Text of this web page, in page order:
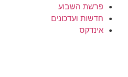
פרשת השבוע
חדשות ועדכונים
אינדקס